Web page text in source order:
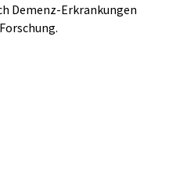
Demenz-Erkrankungen